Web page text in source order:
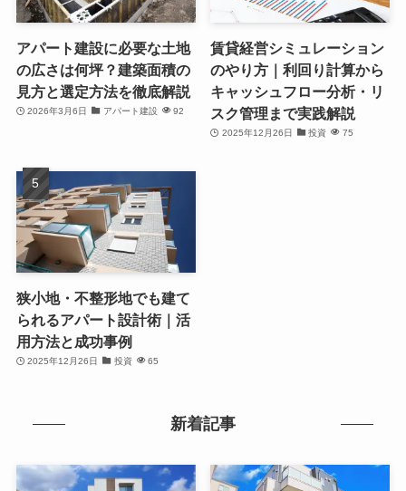
アパート建設に必要な土地
の広さは何坪？建築面積の
見方と選定方法を徹底解説
2026年3月6日 アパート建設 92
賃貸経営シミュレーション
のやり方｜利回り計算から
キャッシュフロー分析・リ
スク管理まで実践解説
2025年12月26日 投資 75
狭小地・不整形地でも建て
られるアパート設計術｜活
用方法と成功事例
2025年12月26日 投資 65
新着記事